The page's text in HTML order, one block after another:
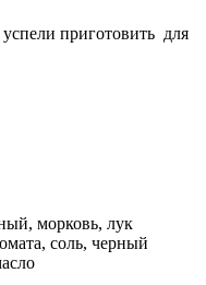
приготовить для
морковь, лук
соль, черный